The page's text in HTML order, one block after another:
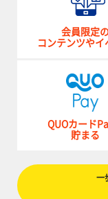
会員限定
コンテンツやイ
QUOカード
貯まる
一